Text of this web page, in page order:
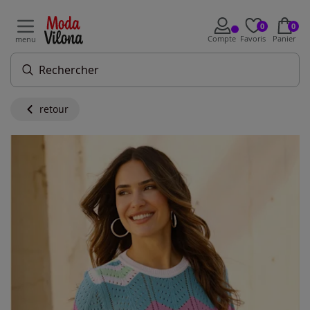
menu Compte
0
Favoris
0
Panier
retour